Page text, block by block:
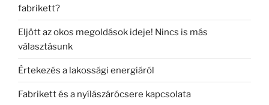
fabrikett?
Eljött az okos megoldások ideje! Nincs is más
választásunk
Értekezés a lakossági energiáról
Fabrikett és a nyílászárócsere kapcsolata